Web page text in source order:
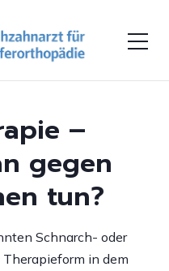
–
gegen
tun?
Schnarch- oder
in dem